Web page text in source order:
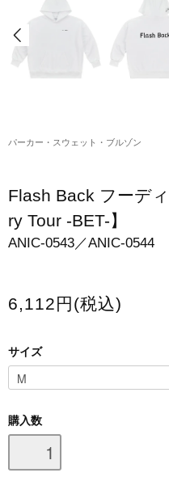
花村想太｜Natural
和田颯｜Wagic Hour
スマホケース・モバイ
会場限定グッズ
パーカー・スウェット・ブルゾン
Flash Back フーデ
ry Tour -BET-】
ANIC-0543／ANIC-0544
6,112円(税込)
サイズ
購入数